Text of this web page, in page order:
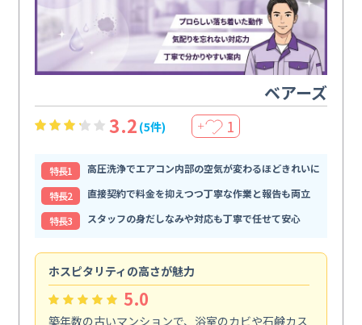
ベアーズ
3.2 (5件) ＋ 1
特⻑1
高圧洗浄でエアコン内部の空気が変わるほどきれいに
特⻑2
直接契約で料金を抑えつつ丁寧な作業と報告も両立
特⻑3
スタッフの身だしなみや対応も丁寧で任せて安心
ホスピタリティの高さが魅力
5.0
築年数の古いマンションで、浴室のカビや石鹸カス